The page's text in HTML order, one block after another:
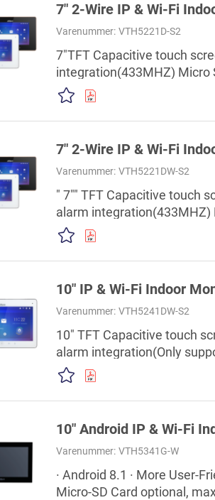
7" 2-Wire IP & Wi-Fi
Varenummer: VTH5221D-S2
7"TFT Capacitive touch
integration(433MHZ) Micro
mounted
7" 2-Wire IP & Wi-Fi
Varenummer: VTH5221DW-S2
" 7"" TFT Capacitive touch
alarm integration(433MHZ)
Surface mounted "
10" IP & Wi-Fi Indoor
Varenummer: VTH5241DW-S2
10" TFT Capacitive touch
alarm integration(Only
needed)
10" Android IP & Wi-Fi
Varenummer: VTH5341G-W
· Android 8.1 · More User-
Micro-SD Card optional,